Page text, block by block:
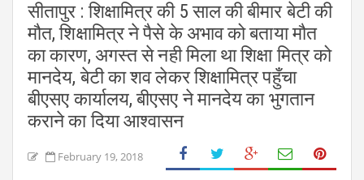
सीतापुर : शिक्षामित्र की 5 साल की बीमार बेटी की
मौत, शिक्षामित्र ने पैसे के अभाव को बताया मौत
का कारण, अगस्त से नही मिला था शिक्षा मित्र को
मानदेय, बेटी का शव लेकर शिक्षामित्र पहुँचा
बीएसए कार्यालय, बीएसए ने मानदेय का भुगतान
कराने का दिया आश्वासन
February 19, 2018